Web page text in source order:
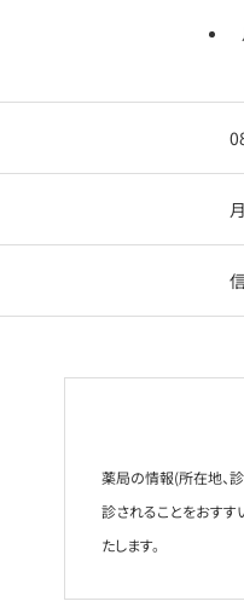
薬局の情報(所在地、
診されることをおすす
たします。